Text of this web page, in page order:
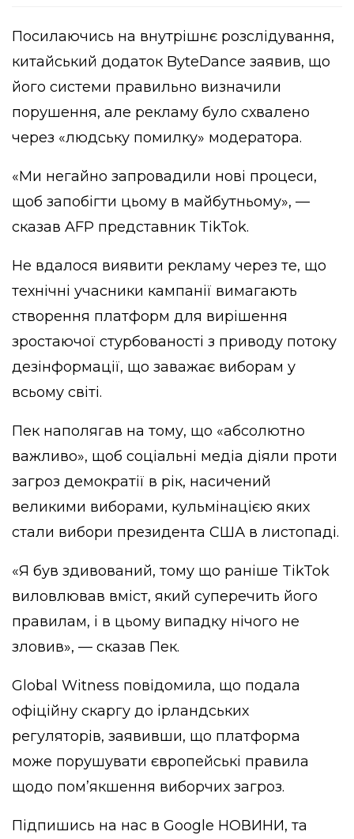
Посилаючись на внутрішнє розслідування,
китайський додаток ByteDance заявив, що
його системи правильно визначили
порушення, але рекламу було схвалено
через «людську помилку» модератора.
«Ми негайно запровадили нові процеси,
щоб запобігти цьому в майбутньому», —
сказав AFP представник TikTok.
Не вдалося виявити рекламу через те, що
технічні учасники кампанії вимагають
створення платформ для вирішення
зростаючої стурбованості з приводу потоку
дезінформації, що заважає виборам у
всьому світі.
Пек наполягав на тому, що «абсолютно
важливо», щоб соціальні медіа діяли проти
загроз демократії в рік, насичений
великими виборами, кульмінацією яких
стали вибори президента США в листопаді.
«Я був здивований, тому що раніше TikTok
виловлював вміст, який суперечить його
правилам, і в цьому випадку нічого не
зловив», — сказав Пек.
Global Witness повідомила, що подала
офіційну скаргу до ірландських
регуляторів, заявивши, що платформа
може порушувати європейські правила
щодо пом’якшення виборчих загроз.
Підпишись на нас в Google НОВИНИ, та